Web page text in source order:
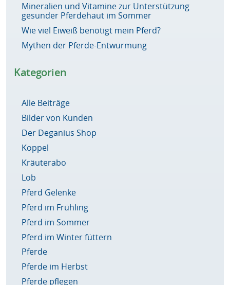
Mineralien und Vitamine zur Unterstützung
gesunder Pferdehaut im Sommer
Wie viel Eiweiß benötigt mein Pferd?
Mythen der Pferde-Entwurmung
Kategorien
Alle Beiträge
Bilder von Kunden
Der Deganius Shop
Koppel
Kräuterabo
Lob
Pferd Gelenke
Pferd im Frühling
Pferd im Sommer
Pferd im Winter füttern
Pferde
Pferde im Herbst
Pferde pflegen